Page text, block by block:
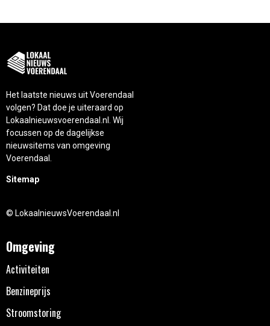
Het laatste nieuws uit Voerendaal
volgen? Dat doe je uiteraard op
Lokaalnieuwsvoerendaal.nl. Wij
focussen op de dagelijkse
nieuwsitems van omgeving
Voerendaal.
Sitemap
© LokaalnieuwsVoerendaal.nl
Omgeving
Activiteiten
Benzineprijs
Stroomstoring